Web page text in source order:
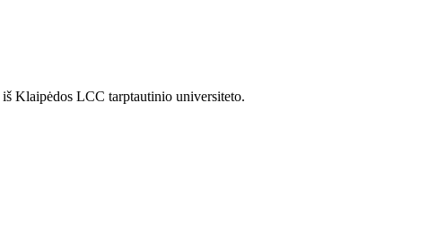
Klaipėdos LCC tarptautinio universiteto.